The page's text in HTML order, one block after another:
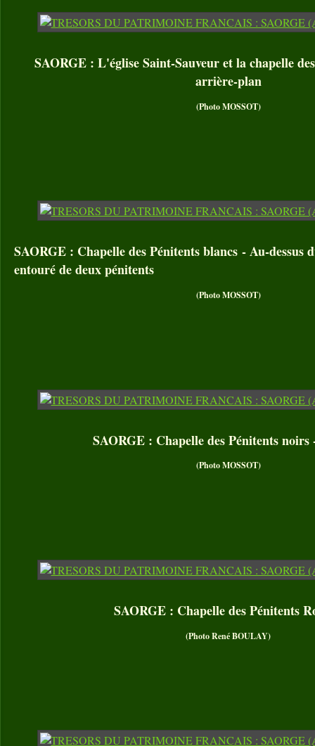
SAORGE : L'église Saint-Sauveur et la chapelle
arrière-plan
(Photo MOSSOT)
SAORGE : Chapelle des Pénitents blancs - Au-dessus
entouré de deux pénitents
(Photo MOSSOT)
SAORGE : Chapelle des Pénitents
(Photo MOSSOT)
SAORGE : Chapelle des Pénitents
(Photo René BOULAY)